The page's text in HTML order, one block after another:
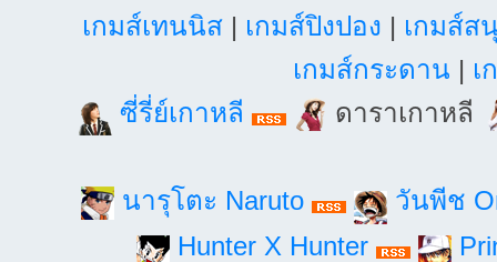
เกมส์เทนนิส| เกมส์ปิงปอง | เกมส์ส
เกมส์กระดาน | เ
ซี่รี่ย์เกาหลี
ดาราเกาหลี
นารุโตะ Naruto
วันพีช
Hunter X Hunter